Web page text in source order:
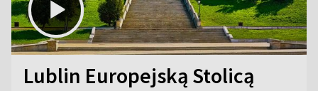
Lublin Europejską Stolicą